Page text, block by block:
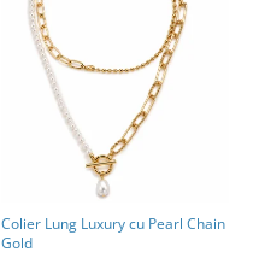
Colier Lung Luxury cu Pearl Chain
Gold